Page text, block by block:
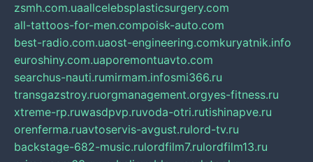
zsmh.com.uaallcelebsplasticsurgery.com
all-tattoos-for-men.compoisk-auto.com
best-radio.com.uaost-engineering.comkuryatnik.info
euroshiny.com.uaporemontuavto.com
searchus-nauti.rumirmam.infosmi366.ru
transgazstroy.ruorgmanagement.orgyes-fitness.ru
xtreme-rp.ruwasdpvp.ruvoda-otri.rutishinapve.ru
orenferma.ruavtoservis-avgust.rulord-tv.ru
backstage-682-music.rulordfilm7.rulordfilm13.ru